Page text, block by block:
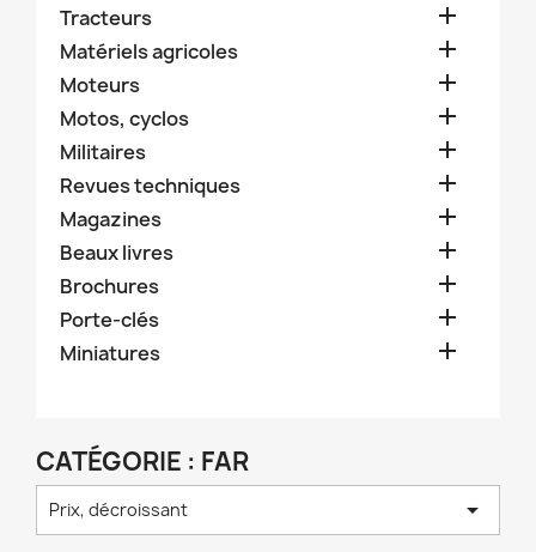
Tracteurs 
Matériels agricoles 
Moteurs 
Motos, cyclos 
Militaires 
Revues techniques 
Magazines 
Beaux livres 
Brochures 
Porte-clés 
Miniatures 
CATÉGORIE : FAR
Prix, décroissant 